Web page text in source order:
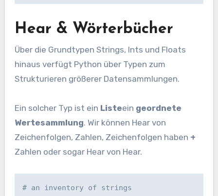
Hear & Wörterbücher
Über die Grundtypen Strings, Ints und Floats
hinaus verfügt Python über Typen zum
Strukturieren größerer Datensammlungen.
Ein solcher Typ ist ein Listeein geordnete
Wertesammlung. Wir können Hear von
Zeichenfolgen, Zahlen, Zeichenfolgen haben +
Zahlen oder sogar Hear von Hear.
# an inventory of strings